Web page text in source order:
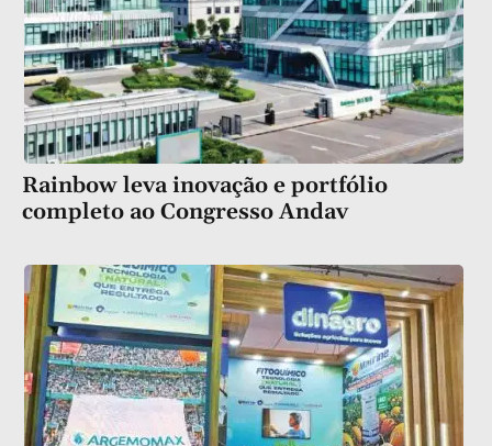
Rainbow leva inovação e portfólio
completo ao Congresso Andav